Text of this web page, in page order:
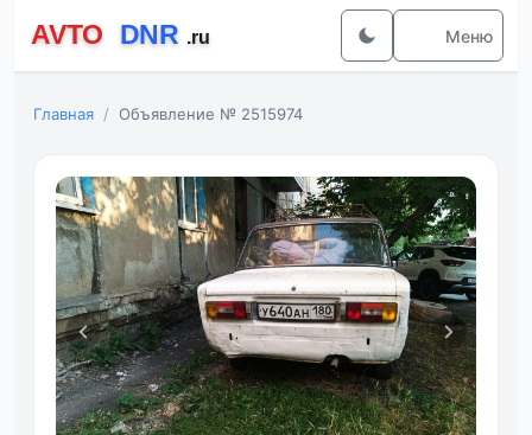
Меню
Главная Объявление № 2515974